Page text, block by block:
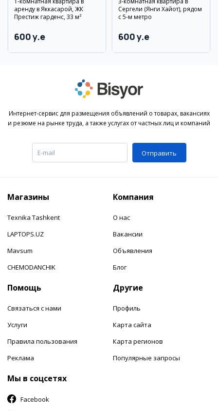
аренду в Яккасарой, ЖК
Престиж гарденс, 33 м²
600 y.e
Сергели (Янги Хайот), рядом
с 5-м метро
600 y.e
Интернет-сервис для размещения объявлений о товарах, вакансиях
и резюме на рынке труда, а также услугах от частных лиц и компаний
Отправить
Магазины
Texnika Tashkent
LAPTOPS.UZ
Mavsum
CHEMODANCHIK
Компания
О нас
Вакансии
Объявления
Блог
Помощь
Связаться с нами
Услуги
Правила пользования
Реклама
Другие
Профиль
Карта сайта
Карта регионов
Популярные запросы
Мы в соцсетях
Facebook